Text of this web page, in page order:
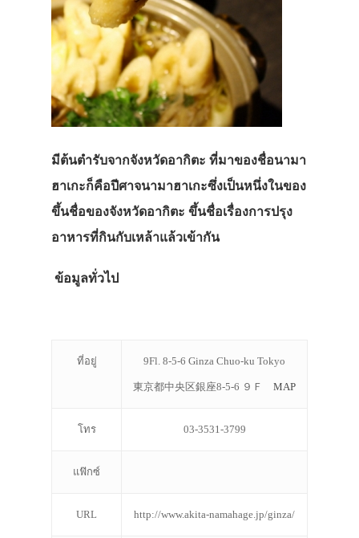
มีต้นตำรับจากจังหวัดอากิตะ ที่มาของชื่อนามา
ฮาเกะก็คือปีศาจนามาฮาเกะซึ่งเป็นหนึ่งในของ
ขึ้นชื่อของจังหวัดอากิตะ ขึ้นชื่อเรื่องการปรุง
อาหารที่กินกับเหล้าแล้วเข้ากัน
ข้อมูลทั่วไป
ที่อยู่ 9Fl. 8-5-6 Ginza Chuo-ku Tokyo
東京都中央区銀座8-5-6 ９Ｆ MAP
โทร 03-3531-3799
แฟ๊กซ์
URL http://www.akita-namahage.jp/ginza/